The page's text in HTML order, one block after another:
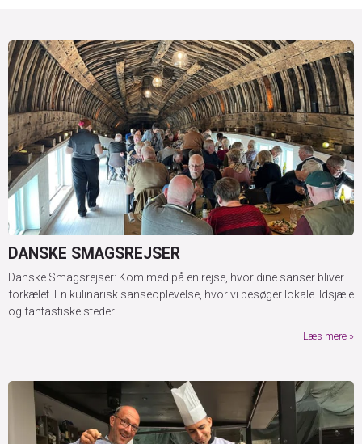
DANSKE SMAGSREJSER
Danske Smagsrejser: Kom med på en rejse, hvor dine sanser bliver
forkælet. En kulinarisk sanseoplevelse, hvor vi besøger lokale ildsjæle
og fantastiske steder.
Læs mere